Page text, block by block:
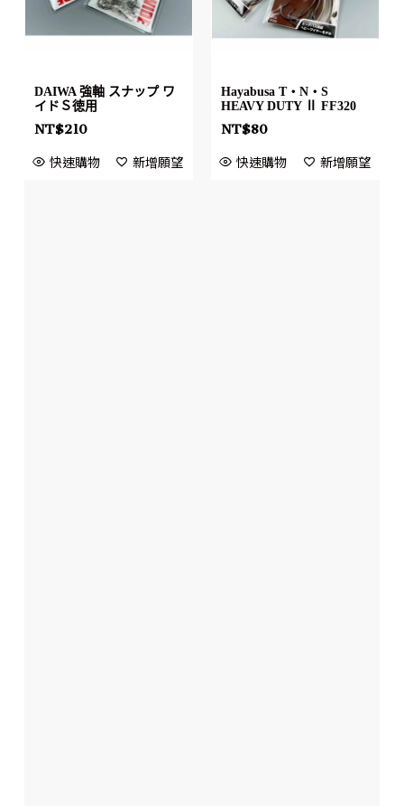
DAIWA 強軸 スナップ ワ
イドＳ徳用
NT$210
快速購物 新增願望
Hayabusa T・N・S
HEAVY DUTY Ⅱ FF320
NT$80
快速購物 新增願望